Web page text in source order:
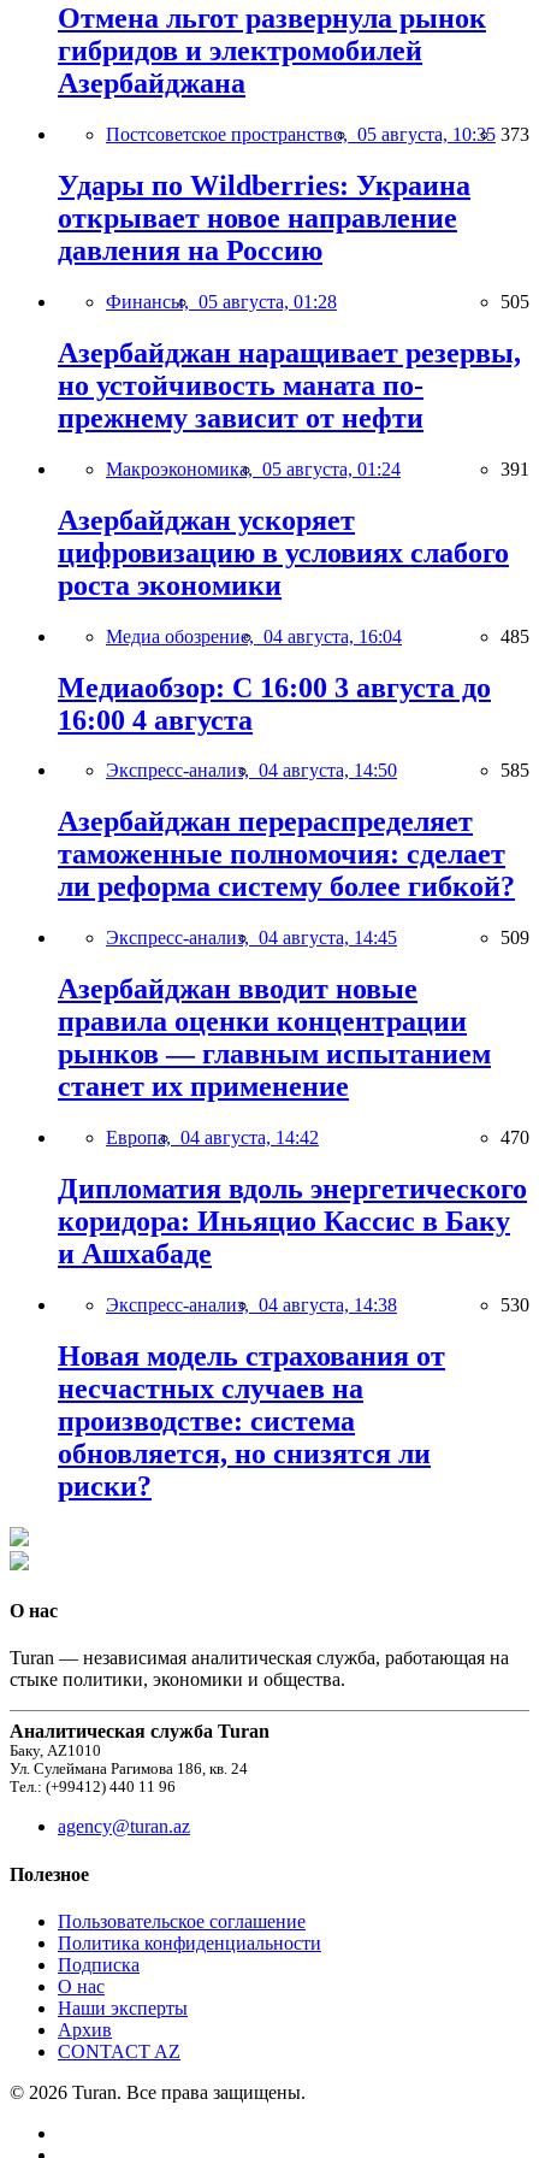
Отмена льгот развернула рынок
гибридов и электромобилей
Азербайджана
Постсоветское пространство, 05 августа, 10:35 373
Удары по Wildberries: Украина
открывает новое направление
давления на Россию
Финансы, 05 августа, 01:28 505
Азербайджан наращивает резервы,
но устойчивость маната по-
прежнему зависит от нефти
Макроэкономика, 05 августа, 01:24 391
Азербайджан ускоряет
цифровизацию в условиях слабого
роста экономики
Медиа обозрение, 04 августа, 16:04 485
Медиаобзор: С 16:00 3 августа до
16:00 4 августа
Экспресс-анализ, 04 августа, 14:50 585
Азербайджан перераспределяет
таможенные полномочия: сделает
ли реформа систему более гибкой?
Экспресс-анализ, 04 августа, 14:45 509
Азербайджан вводит новые
правила оценки концентрации
рынков — главным испытанием
станет их применение
Европа, 04 августа, 14:42 470
Дипломатия вдоль энергетического
коридора: Иньяцио Кассис в Баку
и Ашхабаде
Экспресс-анализ, 04 августа, 14:38 530
Новая модель страхования от
несчастных случаев на
производстве: система
обновляется, но снизятся ли
риски?
О нас
Turan — независимая аналитическая служба, работающая на
стыке политики, экономики и общества.
Аналитическая служба Turan
Баку, AZ1010
Ул. Сулеймана Рагимова 186, кв. 24
Тел.: (+99412) 440 11 96
agency@turan.az
Полезное
Пользовательское соглашение
Политика конфиденциальности
Подписка
О нас
Наши эксперты
Архив
CONTACT AZ
© 2026 Turan. Все права защищены.